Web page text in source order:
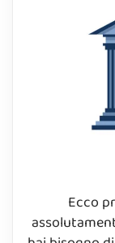
Ecco